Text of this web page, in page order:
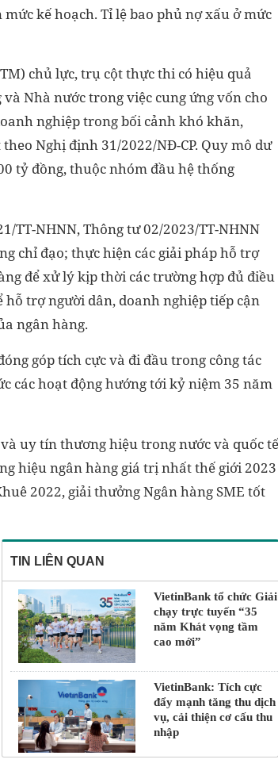
kế hoạch. Tỉ lệ bao phủ nợ xấu ở mức
chủ lực, trụ cột thực thi có hiệu quả
Nhà nước trong việc cung ứng vốn cho
nghiệp trong bối cảnh khó khăn,
Nghị định 31/2022/NĐ-CP. Quy mô dư
tỷ đồng, thuộc nhóm đầu hệ thống
TT-NHNN, Thông tư 02/2023/TT-NHNN
chỉ đạo; thực hiện các giải pháp hỗ trợ
để xử lý kịp thời các trường hợp đủ điều
trợ người dân, doanh nghiệp tiếp cận
ngân hàng.
góp tích cực và đi đầu trong công tác
các hoạt động hướng tới kỷ niệm 35 năm
uy tín thương hiệu trong nước và quốc tế
hiệu ngân hàng giá trị nhất thế giới 2023
2022, giải thưởng Ngân hàng SME tốt
TIN LIÊN QUAN
VietinBank tổ chức Giải
chạy trực tuyến “35
năm Khát vọng tầm
cao mới”
VietinBank: Tích cực
đẩy mạnh tăng thu dịch
vụ, cải thiện cơ cấu thu
nhập